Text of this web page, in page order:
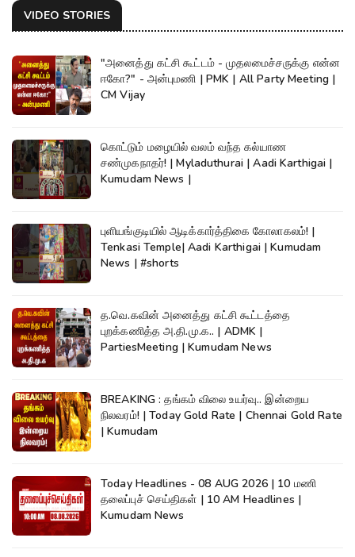
VIDEO STORIES
"அனைத்து கட்சி கூட்டம் - முதலமைச்சருக்கு என்ன
ஈகோ?" - அன்புமணி | PMK | All Party Meeting |
CM Vijay
கொட்டும் மழையில் வலம் வந்த கல்யாண
சண்முகநாதர்! | Myladuthurai | Aadi Karthigai |
Kumudam News |
புளியங்குடியில் ஆடிக்கார்த்திகை கோலாகலம்! |
Tenkasi Temple| Aadi Karthigai | Kumudam
News | #shorts
த.வெ.கவின் அனைத்து கட்சி கூட்டத்தை
புறக்கணித்த அ.தி.மு.க.. | ADMK |
PartiesMeeting | Kumudam News
BREAKING : தங்கம் விலை உயர்வு.. இன்றைய
நிலவரம்! | Today Gold Rate | Chennai Gold Rate
| Kumudam
Today Headlines - 08 AUG 2026 | 10 மணி
தலைப்புச் செய்திகள் | 10 AM Headlines |
Kumudam News